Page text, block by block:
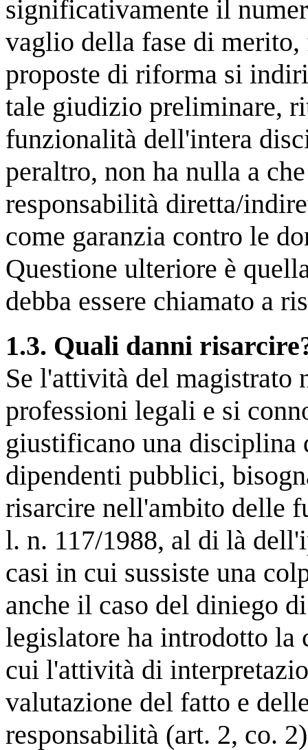
significativamente il
vaglio della fase di
proposte di riforma si
tale giudizio preliminare,
funzionalità dell'intera
peraltro, non ha nulla a
responsabilità diretta/
come garanzia contro le
Questione ulteriore è
debba essere chiamato a
1.3. Quali danni
Se l'attività del magistrato
professioni legali e si
giustificano una
dipendenti pubblici,
risarcire nell'ambito delle
l. n. 117/1988, al di là
casi in cui sussiste una
anche il caso del diniego
legislatore ha introdotto la
cui l'attività di
valutazione del fatto e
responsabilità (art. 2, co.